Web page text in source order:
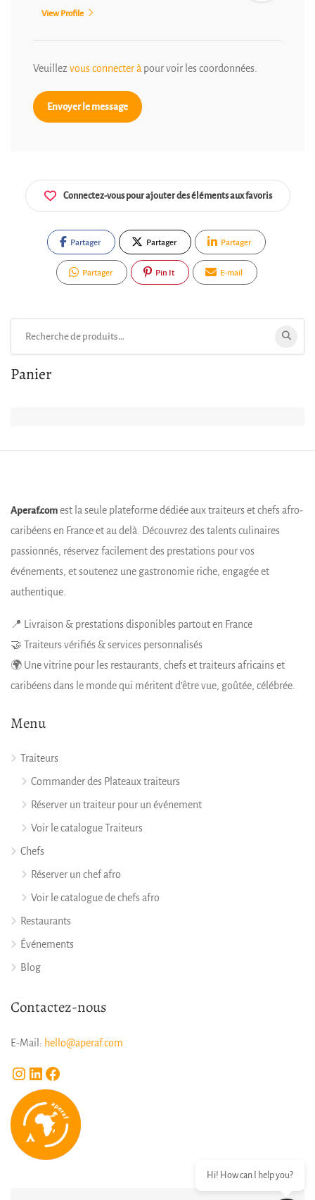
View Profile
Veuillez vous connecter à pour voir les coordonnées.
Envoyer le message
Connectez-vous pour ajouter des éléments aux favoris
Partager Partager Partager
Partager Pin It E-mail
Panier
Aperaf.com est la seule plateforme dédiée aux traiteurs et chefs afro-
caribéens en France et au delà. Découvrez des talents culinaires
passionnés, réservez facilement des prestations pour vos
événements, et soutenez une gastronomie riche, engagée et
authentique.
📍 Livraison & prestations disponibles partout en France
🤝 Traiteurs vérifiés & services personnalisés
🌍 Une vitrine pour les restaurants, chefs et traiteurs africains et
caribéens dans le monde qui méritent d’être vue, goûtée, célébrée.
Menu
Traiteurs
Commander des Plateaux traiteurs
Réserver un traiteur pour un événement
Voir le catalogue Traiteurs
Chefs
Réserver un chef afro
Voir le catalogue de chefs afro
Restaurants
Événements
Blog
Contactez-nous
E-Mail: hello@aperaf.com
Instagram LinkedIn Facebook
Hi! How can I help you?